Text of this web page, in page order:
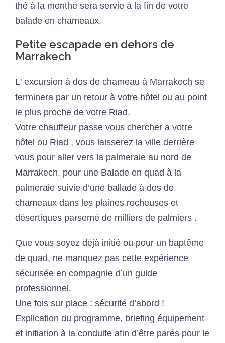
thé à la menthe sera servie à la fin de votre
balade en chameaux.
Petite escapade en dehors de
Marrakech
L' excursion à dos de chameau à Marrakech se
terminera par un retour à votre hôtel ou au point
le plus proche de votre Riad.
Votre chauffeur passe vous chercher a votre
hôtel ou Riad , vous laisserez la ville derrière
vous pour aller vers la palmeraie au nord de
Marrakech, pour une Balade en quad à la
palmeraie suivie d’une ballade à dos de
chameaux dans les plaines rocheuses et
désertiques parsemé de milliers de palmiers .
Que vous soyez déjà initié ou pour un baptême
de quad, ne manquez pas cette expérience
sécurisée en compagnie d’un guide
professionnel.
Une fois sur place : sécurité d’abord !
Explication du programme, briefing équipement
et initiation à la conduite afin d’être parés pour le